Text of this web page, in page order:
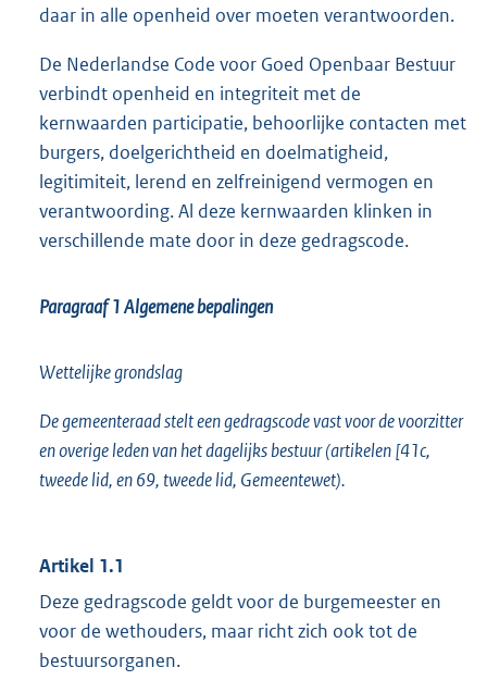
daar in alle openheid over moeten verantwoorden.
De Nederlandse Code voor Goed Openbaar Bestuur
verbindt openheid en integriteit met de
kernwaarden participatie, behoorlijke contacten met
burgers, doelgerichtheid en doelmatigheid,
legitimiteit, lerend en zelfreinigend vermogen en
verantwoording. Al deze kernwaarden klinken in
verschillende mate door in deze gedragscode.
Paragraaf 1Algemene bepalingen
Wettelijke grondslag
De gemeenteraad stelt een gedragscode vast voor de voorzitter
en overige leden van het dagelijks bestuur (artikelen [41c,
tweede lid, en 69, tweede lid, Gemeentewet).
Artikel 1.1
Deze gedragscode geldt voor de burgemeester en
voor de wethouders, maar richt zich ook tot de
bestuursorganen.